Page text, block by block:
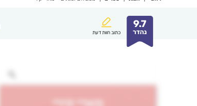
9.7
נהדר כתוב חוות דעת